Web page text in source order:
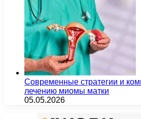
Современные стратегии и
лечению миомы матки
05.05.2026